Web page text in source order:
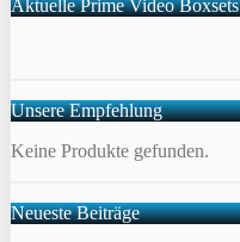
Aktuelle Prime Video Boxsets
Unsere Empfehlung
Keine Produkte gefunden.
Neueste Beiträge